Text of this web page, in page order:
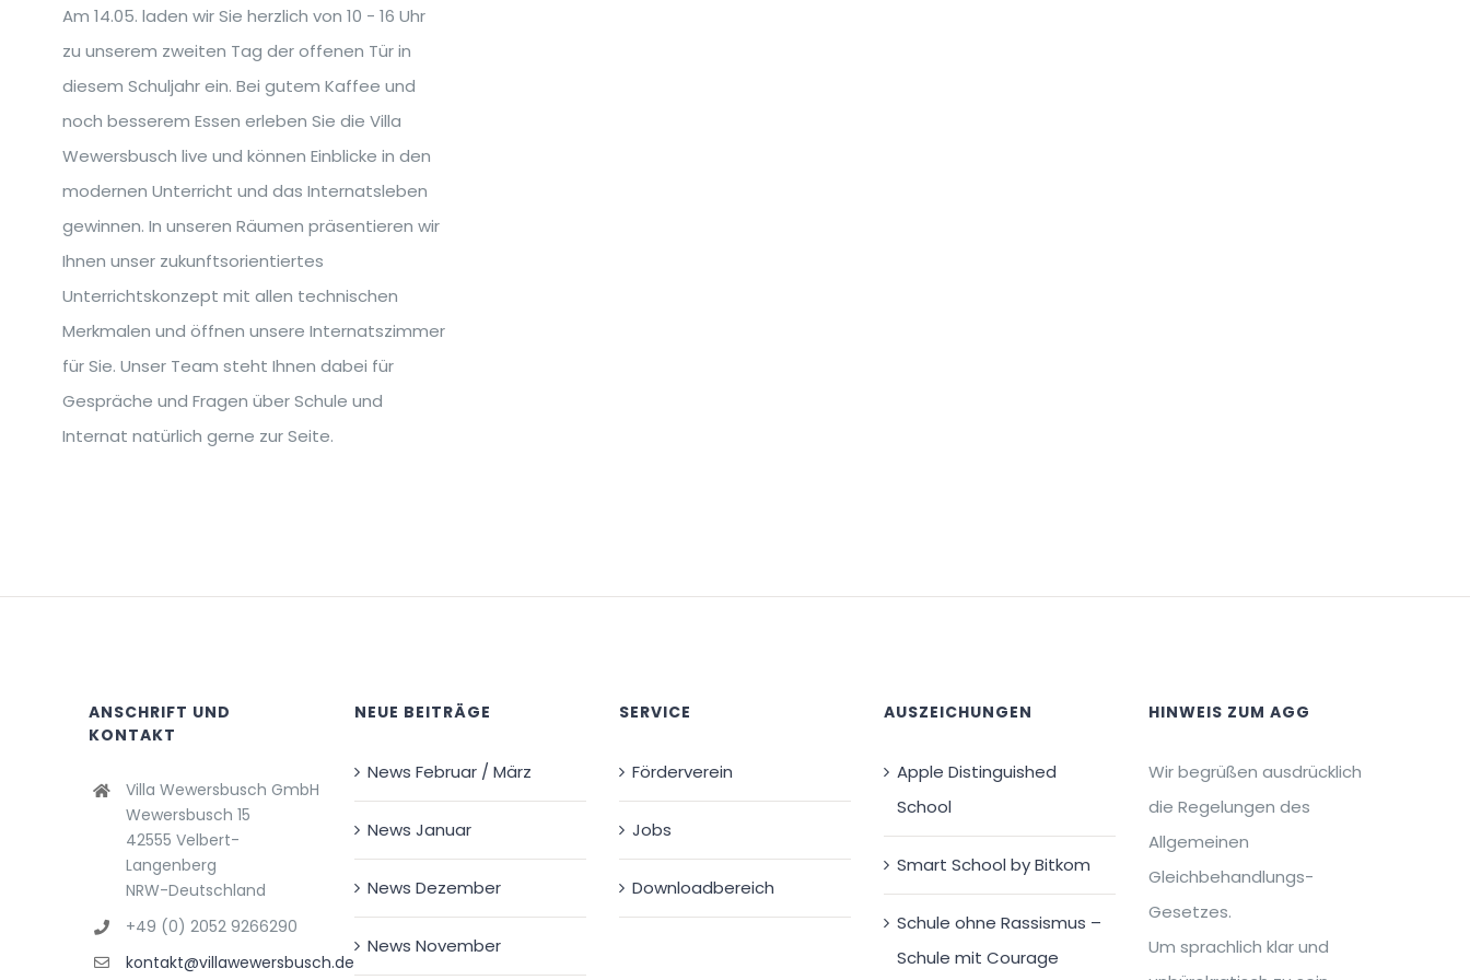
Am 14.05. laden wir Sie herzlich von 10 - 16 Uhr
zu unserem zweiten Tag der offenen Tür in
diesem Schuljahr ein. Bei gutem Kaffee und
noch besserem Essen erleben Sie die Villa
Wewersbusch live und können Einblicke in den
modernen Unterricht und das Internatsleben
gewinnen. In unseren Räumen präsentieren wir
Ihnen unser zukunftsorientiertes
Unterrichtskonzept mit allen technischen
Merkmalen und öffnen unsere Internatszimmer
für Sie. Unser Team steht Ihnen dabei für
Gespräche und Fragen über Schule und
Internat natürlich gerne zur Seite.
ANSCHRIFT UND
KONTAKT
Villa Wewersbusch GmbH
Wewersbusch 15
42555 Velbert-
Langenberg
NRW-Deutschland
+49 (0) 2052 9266290
kontakt@villawewersbusch.de
NEUE BEITRÄGE
News Februar / März
News Januar
News Dezember
News November
SERVICE
Förderverein
Jobs
Downloadbereich
AUSZEICHUNGEN
Apple Distinguished
School
Smart School by Bitkom
Schule ohne Rassismus –
Schule mit Courage
HINWEIS ZUM AGG
Wir begrüßen ausdrücklich
die Regelungen des
Allgemeinen
Gleichbehandlungs-
Gesetzes.
Um sprachlich klar und